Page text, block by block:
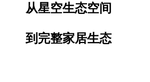
从星空生态空间
到完整家居生态